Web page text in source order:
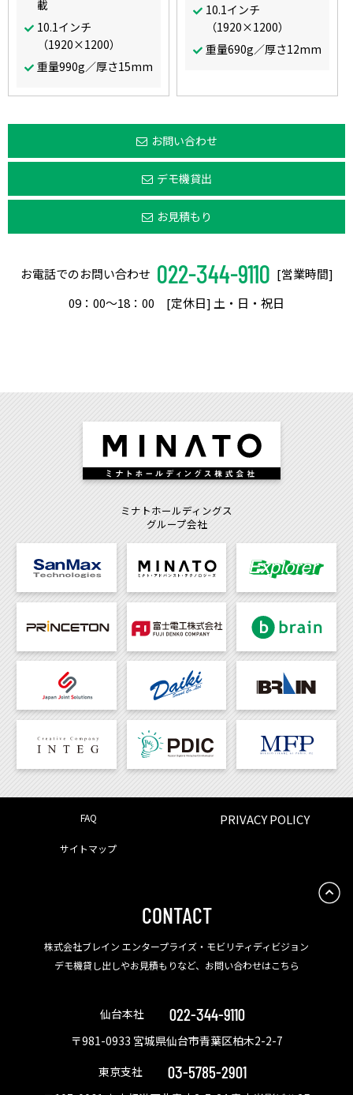
載
10.1インチ
（1920×1200）
重量990g／厚さ15mm
10.1インチ
（1920×1200）
重量690g／厚さ12mm
お問い合わせ
デモ機貸出
お見積もり
お電話でのお問い合わせ 022-344-9110 [営業時間]
09：00〜18：00 [定休日] 土・日・祝日
ミナトホールディングス
グループ会社
FAQ PRIVACY POLICY
サイトマップ
CONTACT
株式会社ブレイン エンタープライズ・モビリティディビジョン
デモ機貸し出しやお見積もりなど、お問い合わせはこちら
仙台本社 022-344-9110
〒981-0933 宮城県仙台市青葉区柏木2-2-7
東京支社
03-5785-2901